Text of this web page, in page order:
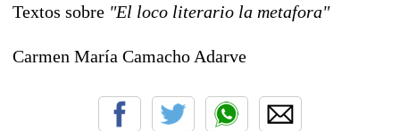
Textos sobre "El loco literario la metafora"
Carmen María Camacho Adarve